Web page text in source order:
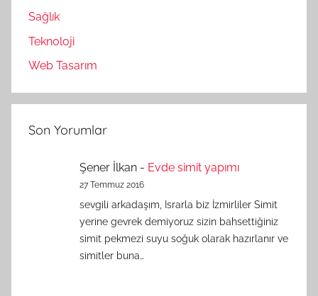
Sağlık
Teknoloji
Web Tasarım
Son Yorumlar
Şener İlkan - Evde simit yapımı
27 Temmuz 2016
sevgili arkadaşım, Israrla biz İzmirliler Simit
yerine gevrek demiyoruz sizin bahsettiğiniz
simit pekmezi suyu soğuk olarak hazırlanır ve
simitler buna…